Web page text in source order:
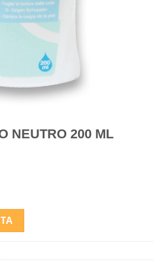
NEUTRO 200 ML
NEUTRO 200 ML